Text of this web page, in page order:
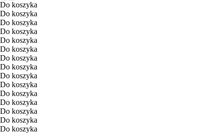
Do koszyka
Do koszyka
Do koszyka
Do koszyka
Do koszyka
Do koszyka
Do koszyka
Do koszyka
Do koszyka
Do koszyka
Do koszyka
Do koszyka
Do koszyka
Do koszyka
Do koszyka